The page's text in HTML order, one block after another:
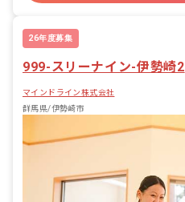
26年度募集
999-スリーナイン-伊勢崎2
マインドライン株式会社
群馬県/伊勢崎市